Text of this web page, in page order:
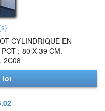
CYLINDRIQUE EN
: 80 X 39 CM.
2C08
lot